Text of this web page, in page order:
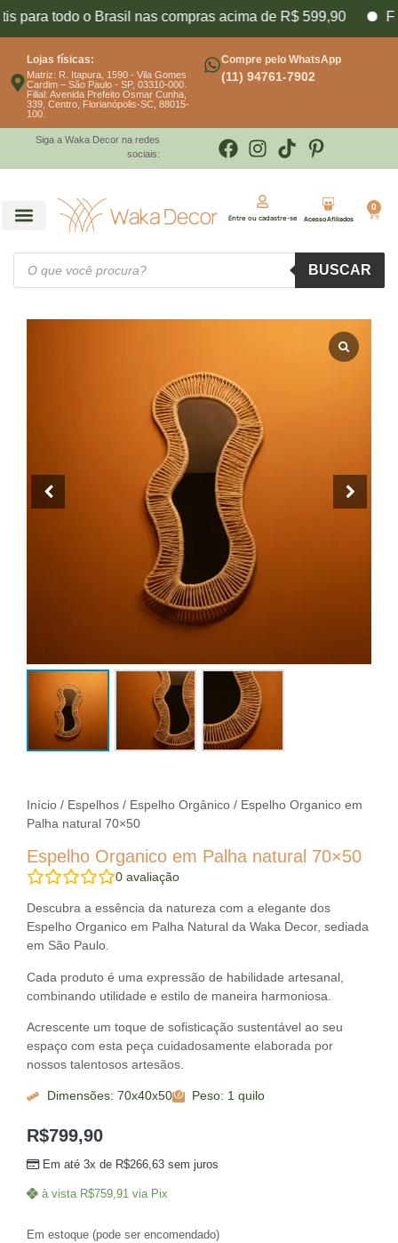
todo o Brasil nas compras acima de R$ 599,90 Frete
Lojas físicas:
Matriz: R. Itapura, 1590 - Vila Gomes
Cardim – São Paulo - SP, 03310-000.
Filial: Avenida Prefeito Osmar Cunha,
339, Centro, Florianópolis-SC, 88015-
100.
Compre pelo WhatsApp
(11) 94761-7902
Siga a Waka Decor na redes
sociais:
Entre ou cadastre-se Acesso Afiliados
0
BUSCAR
Início / Espelhos / Espelho Orgânico / Espelho Organico em
Palha natural 70×50
Espelho Organico em Palha natural 70×50
0 avaliação
Descubra a essência da natureza com a elegante dos
Espelho Organico em Palha Natural da Waka Decor, sediada
em São Paulo.
Cada produto é uma expressão de habilidade artesanal,
combinando utilidade e estilo de maneira harmoniosa.
Acrescente um toque de sofisticação sustentável ao seu
espaço com esta peça cuidadosamente elaborada por
nossos talentosos artesãos.
Dimensões: 70x40x50 Peso: 1 quilo
R$799,90
Em até 3x de R$266,63 sem juros
à vista R$759,91 via Pix
Em estoque (pode ser encomendado)